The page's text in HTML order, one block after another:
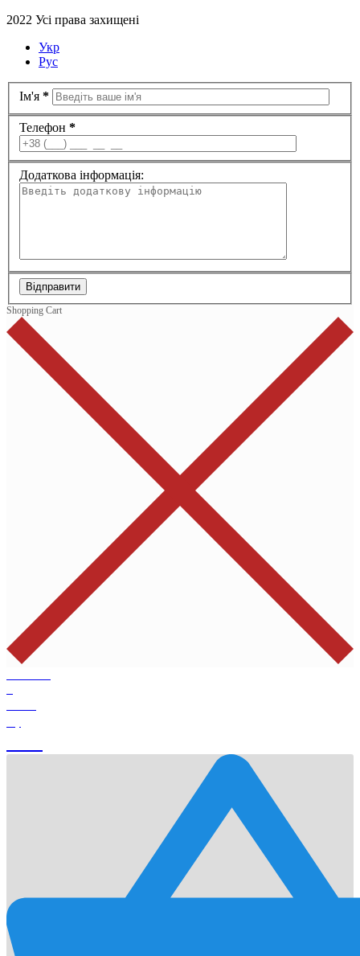
2022 Усі права захищені
Укр
Рус
Ім'я *
Телефон *
Додаткова інформація:
Відправити
Shopping Cart